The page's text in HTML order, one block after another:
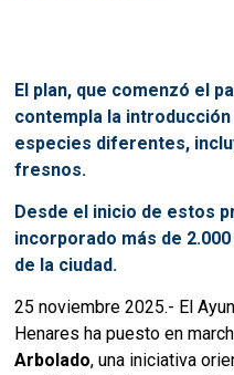
El plan, que comenzó el
contempla la
especies diferentes,
fresnos.
Desde el inicio de estos
incorporado más de
de la ciudad.
25 noviembre 2025.- El
Henares ha puesto en
Arbolado, una iniciativa